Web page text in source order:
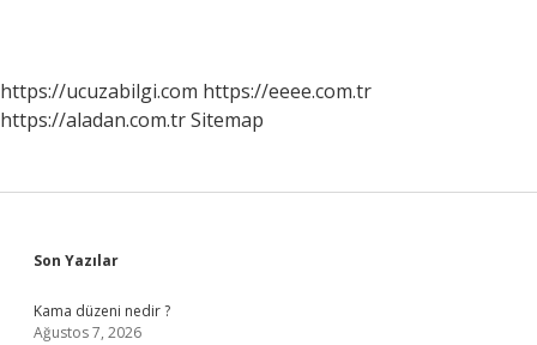
https://ucuzabilgi.com https://eeee.com.tr
https://aladan.com.trSitemap
Sidebar
Son Yazılar
Kama düzeni nedir ?
Ağustos 7, 2026